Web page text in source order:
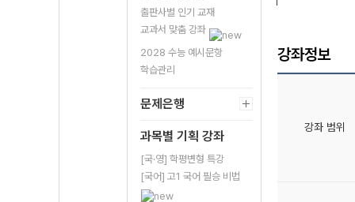
출판사별 인기 교재
교과서 맞춤 강좌
2028 수능 예시문항
학습관리
문제은행
과목별 기획 강좌
[국·영] 학평변형 특강
[국어] 고1 국어 필승 비법
강좌정보
강좌 범위